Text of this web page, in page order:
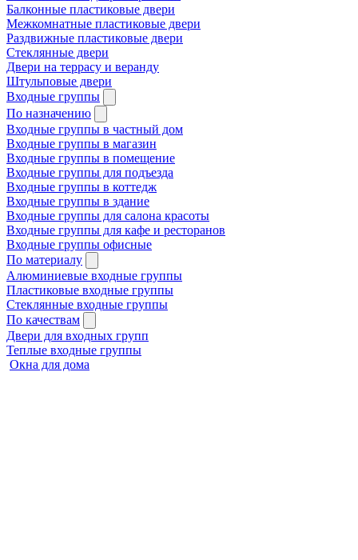
Балконные пластиковые двери
Межкомнатные пластиковые двери
Раздвижные пластиковые двери
Стеклянные двери
Двери на террасу и веранду
Штульповые двери
Входные группы
По назначению
Входные группы в частный дом
Входные группы в магазин
Входные группы в помещение
Входные группы для подъезда
Входные группы в коттедж
Входные группы в здание
Входные группы для салона красоты
Входные группы для кафе и ресторанов
Входные группы офисные
По материалу
Алюминиевые входные группы
Пластиковые входные группы
Стеклянные входные группы
По качествам
Двери для входных групп
Теплые входные группы
Окна для дома